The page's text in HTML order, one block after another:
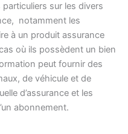
sur les divers
notamment les
à un produit assurance
où ils possèdent un bien
peut fournir des
de véhicule et de
d’assurance et les
abonnement.